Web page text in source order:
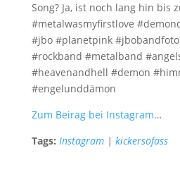
Song? Ja, ist noch lang hin bis
#metalwasmyfirstlove
#jbo #planetpink
#rockband #metalband
#heavenandhell #demon
#engelunddämon
Zum Beirag bei Instagram…
Tags: Instagram| kickersofass